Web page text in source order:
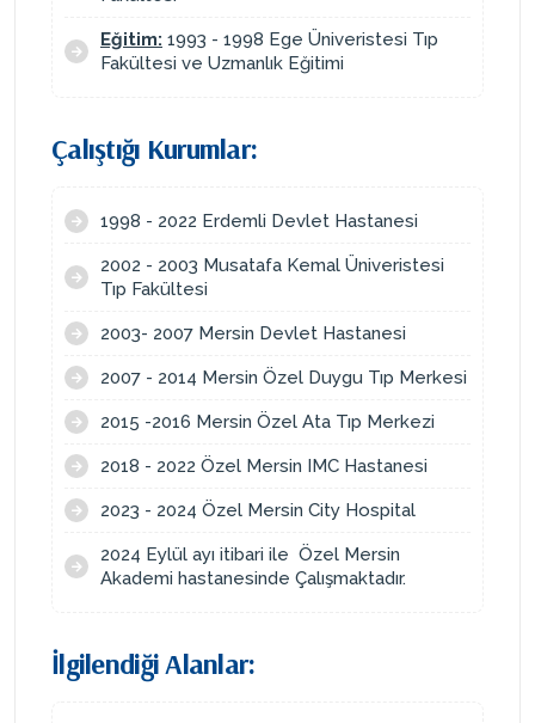
Eğitim: 1993 - 1998 Ege Üniveristesi Tıp
Fakültesi ve Uzmanlık Eğitimi
Çalıştığı Kurumlar:
1998 - 2022 Erdemli Devlet Hastanesi
2002 - 2003 Musatafa Kemal Üniveristesi
Tıp Fakültesi
2003- 2007 Mersin Devlet Hastanesi
2007 - 2014 Mersin Özel Duygu Tıp Merkesi
2015 -2016 Mersin Özel Ata Tıp Merkezi
2018 - 2022 Özel Mersin IMC Hastanesi
2023 - 2024 Özel Mersin City Hospital
2024 Eylül ayı itibari ile Özel Mersin
Akademi hastanesinde Çalışmaktadır.
İlgilendiği Alanlar: